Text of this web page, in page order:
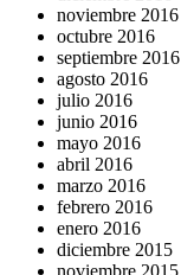
noviembre 2016
octubre 2016
septiembre 2016
agosto 2016
julio 2016
junio 2016
mayo 2016
abril 2016
marzo 2016
febrero 2016
enero 2016
diciembre 2015
noviembre 2015